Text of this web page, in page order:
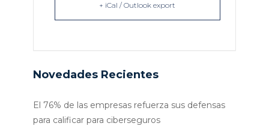
+ iCal / Outlook export
Novedades Recientes
El 76% de las empresas refuerza sus defensas
para calificar para ciberseguros